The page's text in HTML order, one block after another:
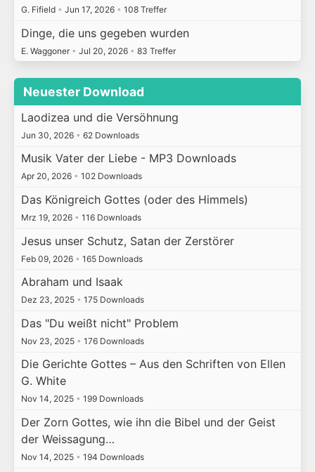
G. Fifield • Jun 17, 2026 • 108 Treffer
Dinge, die uns gegeben wurden
E. Waggoner • Jul 20, 2026 • 83 Treffer
Neuester Download
Laodizea und die Versöhnung
Jun 30, 2026 • 62 Downloads
Musik Vater der Liebe - MP3 Downloads
Apr 20, 2026 • 102 Downloads
Das Königreich Gottes (oder des Himmels)
Mrz 19, 2026 • 116 Downloads
Jesus unser Schutz, Satan der Zerstörer
Feb 09, 2026 • 165 Downloads
Abraham und Isaak
Dez 23, 2025 • 175 Downloads
Das "Du weißt nicht" Problem
Nov 23, 2025 • 176 Downloads
Die Gerichte Gottes – Aus den Schriften von Ellen
G. White
Nov 14, 2025 • 199 Downloads
Der Zorn Gottes, wie ihn die Bibel und der Geist
der Weissagung…
Nov 14, 2025 • 194 Downloads